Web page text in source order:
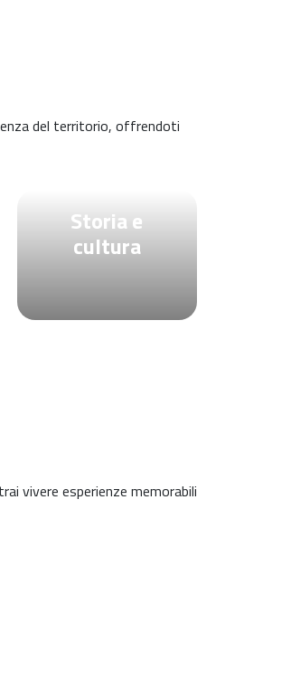
del territorio, offrendoti
Storia e
cultura
vivere esperienze memorabili